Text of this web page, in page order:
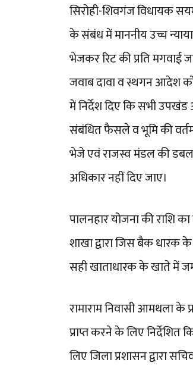
सिरोही-शिवगंज विधायक
के संबंध में माननीय उच्च
भेजकर रिट की प्रति मगवाई
जवाब दावा व स्थगन आदेश
में निर्देश दिए कि सभी
संबंधित फैसले व भूमि की
भेजे एवं राजस्व मंडल की डबल
अधिकार नहीं दिए जाए।
पालनहार योजना की राशि
शाखा द्वारा जिस बैक धारक
सही खाताधारक के खाते में
रामाराम निवासी आमथला
प्राप्त करने के लिए
लिए जिला प्रशासन द्वारा